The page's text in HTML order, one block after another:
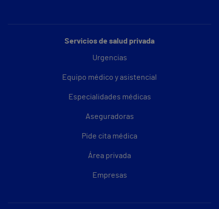
Servicios de salud privada
Urgencias
Equipo médico y asistencial
Especialidades médicas
Aseguradoras
Pide cita médica
Área privada
Empresas